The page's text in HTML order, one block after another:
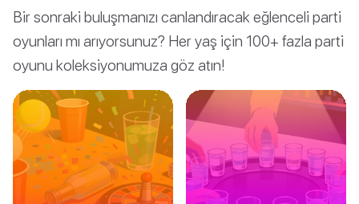
Bir sonraki buluşmanızı canlandıracak eğlenceli parti
oyunları mı arıyorsunuz? Her yaş için 100+ fazla parti
oyunu koleksiyonumuza göz atın!